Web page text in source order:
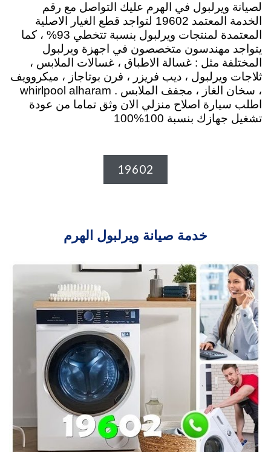
لصيانة ويرلبول في الهرم عليك التواصل مع رقم
الخدمة المعتمد 19602 لتواجد قطع الغيار الاصلية
المعتمدة لمنتجات ويرلبول بنسبة تتخطي 93% ، كما
يتواجد مهندسون متخصصون في اجهزة ويرلبول
المختلفة مثل : غسالة الاطباق ، غسالات الملابس ،
ثلاجات ويرلبول ، ديب فريزر ، فرن بوتاجاز ، ميكروويف
، سخان الغاز ، مجفف الملابس . whirlpool alharam
اطلب سيارة اصلاح منزلي الان وثق تماما من عودة
تشغيل جهازك بنسبة 100%100
19602
خدمة صيانة ويرلبول الهرم